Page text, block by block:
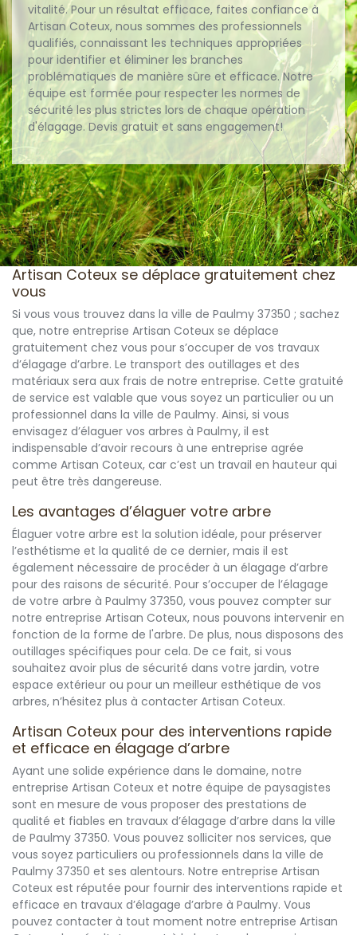
vitalité. Pour un résultat efficace, faites confiance à
Artisan Coteux, nous sommes des professionnels
qualifiés, connaissant les techniques appropriées
pour identifier et éliminer les branches
problématiques de manière sûre et efficace. Notre
équipe est formée pour respecter les normes de
sécurité les plus strictes lors de chaque opération
d'élagage. Devis gratuit et sans engagement!
Artisan Coteux se déplace gratuitement chez
vous
Si vous vous trouvez dans la ville de Paulmy 37350 ; sachez
que, notre entreprise Artisan Coteux se déplace
gratuitement chez vous pour s’occuper de vos travaux
d’élagage d’arbre. Le transport des outillages et des
matériaux sera aux frais de notre entreprise. Cette gratuité
de service est valable que vous soyez un particulier ou un
professionnel dans la ville de Paulmy. Ainsi, si vous
envisagez d’élaguer vos arbres à Paulmy, il est
indispensable d’avoir recours à une entreprise agrée
comme Artisan Coteux, car c’est un travail en hauteur qui
peut être très dangereuse.
Les avantages d’élaguer votre arbre
Élaguer votre arbre est la solution idéale, pour préserver
l’esthétisme et la qualité de ce dernier, mais il est
également nécessaire de procéder à un élagage d’arbre
pour des raisons de sécurité. Pour s’occuper de l’élagage
de votre arbre à Paulmy 37350, vous pouvez compter sur
notre entreprise Artisan Coteux, nous pouvons intervenir en
fonction de la forme de l'arbre. De plus, nous disposons des
outillages spécifiques pour cela. De ce fait, si vous
souhaitez avoir plus de sécurité dans votre jardin, votre
espace extérieur ou pour un meilleur esthétique de vos
arbres, n’hésitez plus à contacter Artisan Coteux.
Artisan Coteux pour des interventions rapide
et efficace en élagage d’arbre
Ayant une solide expérience dans le domaine, notre
entreprise Artisan Coteux et notre équipe de paysagistes
sont en mesure de vous proposer des prestations de
qualité et fiables en travaux d’élagage d’arbre dans la ville
de Paulmy 37350. Vous pouvez solliciter nos services, que
vous soyez particuliers ou professionnels dans la ville de
Paulmy 37350 et ses alentours. Notre entreprise Artisan
Coteux est réputée pour fournir des interventions rapide et
efficace en travaux d’élagage d’arbre à Paulmy. Vous
pouvez contacter à tout moment notre entreprise Artisan